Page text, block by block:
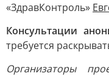
«ЗдравКонтроль»
Консультации
требуется
Организаторы